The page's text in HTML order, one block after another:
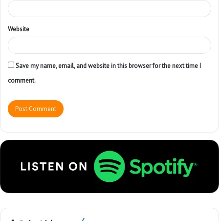
Website
Save my name, email, and website in this browser for the next time I
comment.